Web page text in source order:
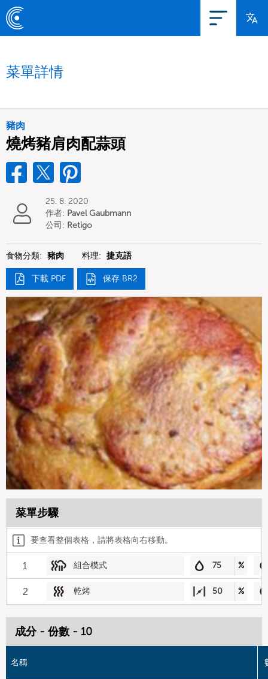
菜單詳情
豬肉
燒烤豬肩肉配蒜頭
25. 8. 2020
作者: Pavel Gaubmann
公司: Retigo
食物分類: 豬肉 料理: 捷克語
下載 PDF 保存 BR2
菜單步驟
要查看整個表格，請將表格向右移動。
1 組合模式 75 %
2 乾烤 50 %
成分 - 份數 - 10
名稱